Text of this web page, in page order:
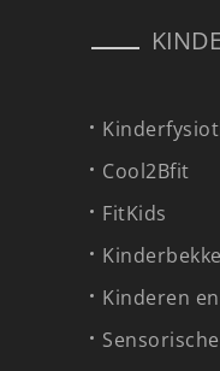
Cool2Bfit
FitKids
Kinderen